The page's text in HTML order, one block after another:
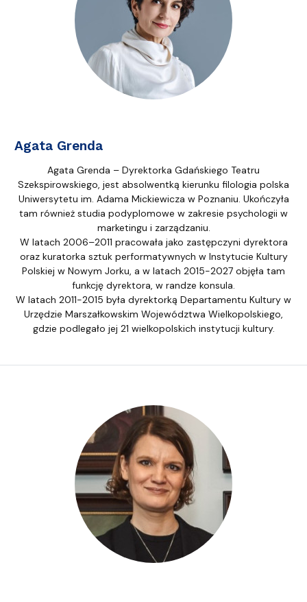
Agata Grenda
Agata Grenda – Dyrektorka Gdańskiego Teatru
Szekspirowskiego, jest absolwentką kierunku filologia polska
Uniwersytetu im. Adama Mickiewicza w Poznaniu. Ukończyła
tam również studia podyplomowe w zakresie psychologii w
marketingu i zarządzaniu.
W latach 2006–2011 pracowała jako zastępczyni dyrektora
oraz kuratorka sztuk performatywnych w Instytucie Kultury
Polskiej w Nowym Jorku, a w latach 2015-2027 objęła tam
funkcję dyrektora, w randze konsula.
W latach 2011-2015 była dyrektorką Departamentu Kultury w
Urzędzie Marszałkowskim Województwa Wielkopolskiego,
gdzie podlegało jej 21 wielkopolskich instytucji kultury.